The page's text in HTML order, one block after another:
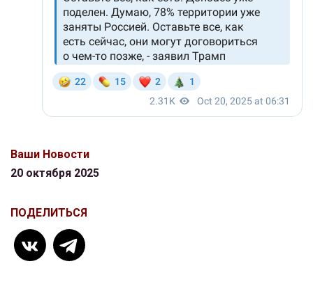
Ваши Новости
20 октября 2025
ПОДЕЛИТЬСЯ